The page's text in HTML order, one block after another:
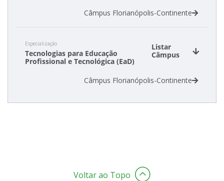
Câmpus Florianópolis-Continente
Especialização
Tecnologias para Educação
Profissional e Tecnológica (EaD)
Listar
Câmpus
Câmpus Florianópolis-Continente
Voltar ao Topo